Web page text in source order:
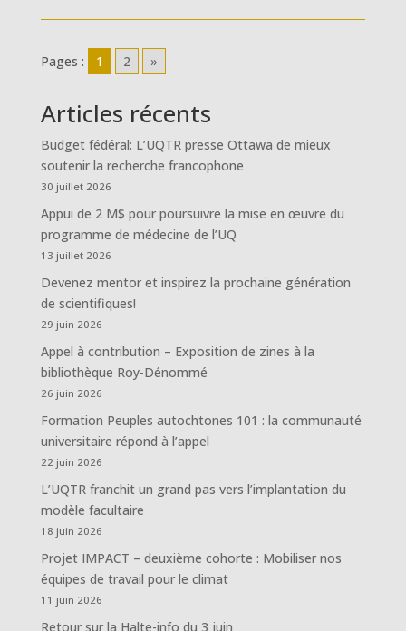
Pages : 1 2 »
Articles récents
Budget fédéral: L’UQTR presse Ottawa de mieux
soutenir la recherche francophone
30 juillet 2026
Appui de 2 M$ pour poursuivre la mise en œuvre du
programme de médecine de l’UQ
13 juillet 2026
Devenez mentor et inspirez la prochaine génération
de scientifiques!
29 juin 2026
Appel à contribution – Exposition de zines à la
bibliothèque Roy-Dénommé
26 juin 2026
Formation Peuples autochtones 101 : la communauté
universitaire répond à l’appel
22 juin 2026
L’UQTR franchit un grand pas vers l’implantation du
modèle facultaire
18 juin 2026
Projet IMPACT – deuxième cohorte : Mobiliser nos
équipes de travail pour le climat
11 juin 2026
Retour sur la Halte-info du 3 juin